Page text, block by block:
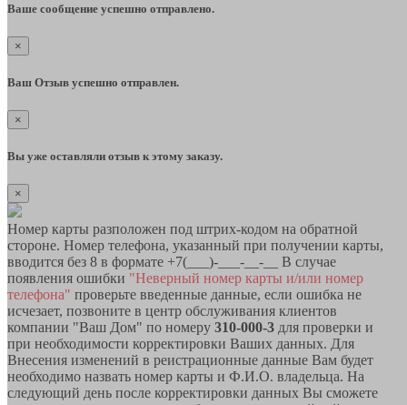
Ваше сообщение успешно отправлено.
×
Ваш Отзыв успешно отправлен.
×
Вы уже оставляли отзыв к этому заказу.
×
Номер карты разположен под штрих-кодом на обратной
стороне. Номер телефона, указанный при получении карты,
вводится без 8 в формате +7(___)-___-__-__ В случае
появления ошибки "Неверный номер карты и/или номер
телефона" проверьте введенные данные, если ошибка не
исчезает, позвоните в центр обслуживания клиентов
компании "Ваш Дом" по номеру 310-000-3 для проверки и
при необходимости корректировки Ваших данных. Для
Внесения изменений в реистрационные данные Вам будет
необходимо назвать номер карты и Ф.И.О. владельца. На
следующий день после корректировки данных Вы сможете